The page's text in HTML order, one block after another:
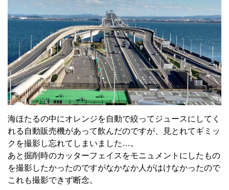
海ほたるの中にオレンジを自動で絞ってジュースにしてく
れる自動販売機があって飲んだのですが、見とれてギミッ
クを撮影し忘れてしまいました…。
あと掘削時のカッターフェイスをモニュメントにしたもの
を撮影したかったのですがなかなか人がはけなかったので
これも撮影できず断念。